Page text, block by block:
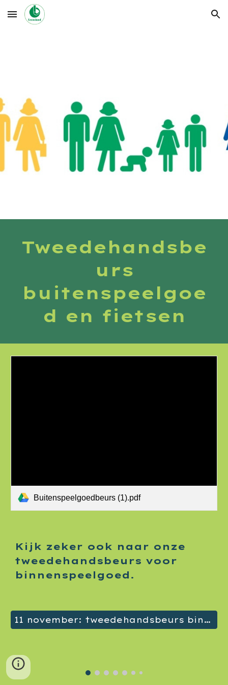
Skip to main content Skip to navigation
Tweedehandsbe
urs
buitenspeelgoe
d en fietsen
Buitenspeelgoedbeurs (1).pdf
Kijk zeker ook naar onze
tweedehandsbeurs voor
binnenspeelgoed.
11 november: tweedehandsbeurs binnenspeelgoed